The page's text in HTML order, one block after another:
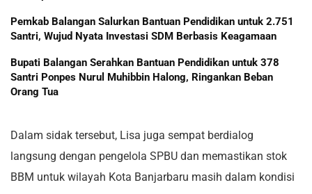
Pemkab Balangan Salurkan Bantuan Pendidikan untuk 2.751
Santri, Wujud Nyata Investasi SDM Berbasis Keagamaan
Bupati Balangan Serahkan Bantuan Pendidikan untuk 378
Santri Ponpes Nurul Muhibbin Halong, Ringankan Beban
Orang Tua
Dalam sidak tersebut, Lisa juga sempat berdialog
langsung dengan pengelola SPBU dan memastikan stok
BBM untuk wilayah Kota Banjarbaru masih dalam kondisi